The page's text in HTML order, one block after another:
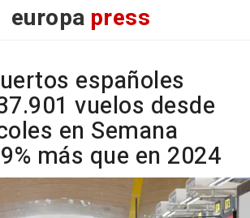
europa press
españoles
vuelos desde
en Semana
más que en 2024